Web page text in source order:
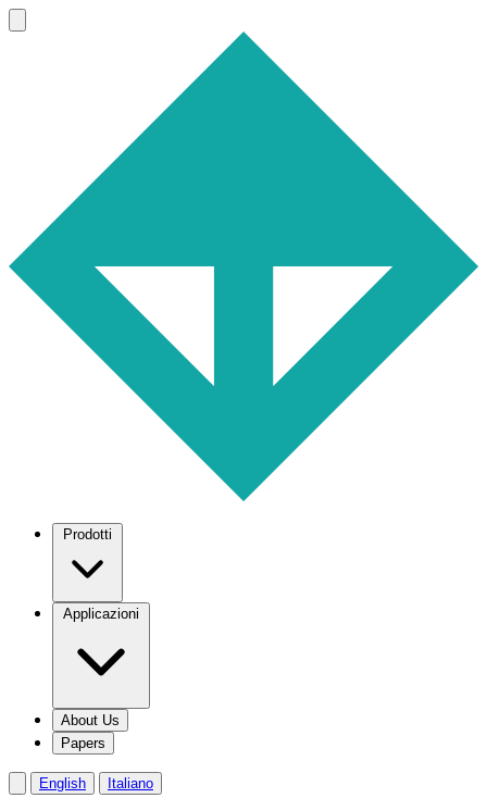
Prodotti
Applicazioni
About Us
Papers
English Italiano